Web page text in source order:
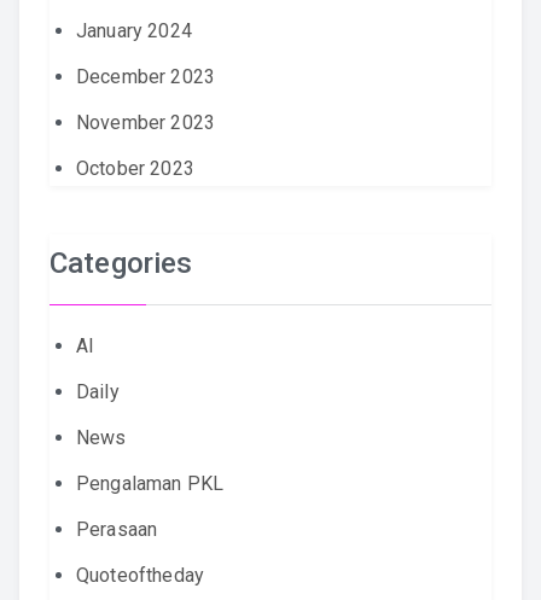
January 2024
December 2023
November 2023
October 2023
Categories
AI
Daily
News
Pengalaman PKL
Perasaan
Quoteoftheday